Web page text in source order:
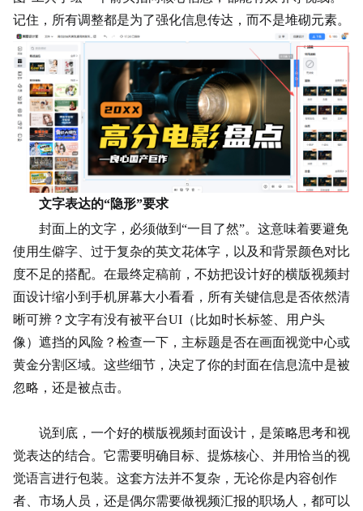
记住，所有调整都是为了强化信息传达，而不是堆砌元素。
文字表达的“隐形”要求
封面上的文字，必须做到“一目了然”。这意味着要避免
使用生僻字、过于复杂的英文花体字，以及和背景颜色对比
度不足的搭配。在最终定稿前，不妨把设计好的横版视频封
面设计缩小到手机屏幕大小看看，所有关键信息是否依然清
晰可辨？文字有没有被平台UI（比如时长标签、用户头
像）遮挡的风险？检查一下，主标题是否在画面视觉中心或
黄金分割区域。这些细节，决定了你的封面在信息流中是被
忽略，还是被点击。
说到底，一个好的横版视频封面设计，是策略思考和视
觉表达的结合。它需要明确目标、提炼核心、并用恰当的视
觉语言进行包装。这套方法并不复杂，无论你是内容创作
者、市场人员，还是偶尔需要做视频汇报的职场人，都可以